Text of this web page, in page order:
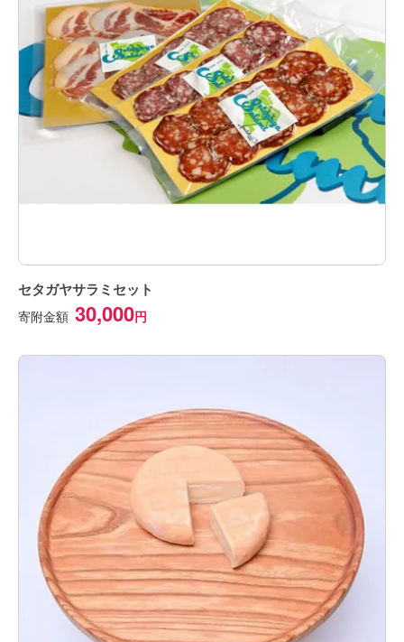
セタガヤサラミセット
寄附金額 30,000